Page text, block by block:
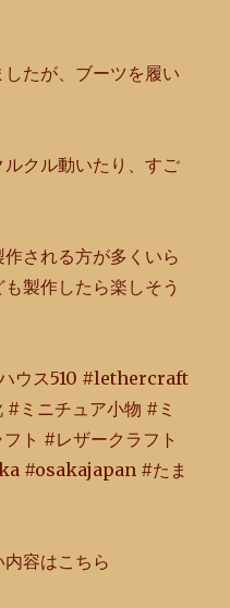
たが、 ブーツを履い
クル動いたり、すご
される方が多くいら
製作したら楽しそう
ウス510 #lethercraft
ミニチュア小物 #ミ
ト #レザークラフト
#osakajapan #たま
容はこちら